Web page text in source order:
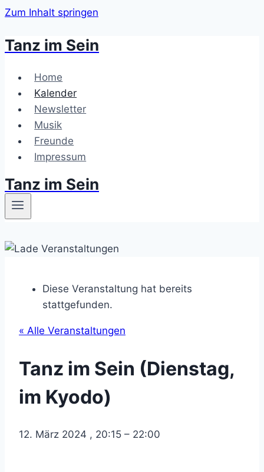
Zum Inhalt springen
Tanz im Sein
Home
Kalender
Newsletter
Musik
Freunde
Impressum
Tanz im Sein
Diese Veranstaltung hat bereits
stattgefunden.
« Alle Veranstaltungen
Tanz im Sein (Dienstag,
im Kyodo)
12. März 2024 , 20:15 – 22:00